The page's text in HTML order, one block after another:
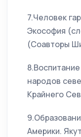
7.Человек
Экософия
(Соавторы
народов
Крайнего
Америки.